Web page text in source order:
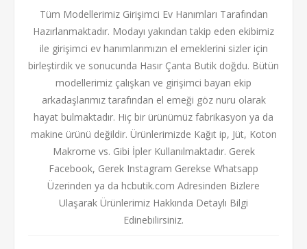
Tüm Modellerimiz Girişimci Ev Hanımları Tarafından
Hazırlanmaktadır. Modayı yakından takip eden ekibimiz
ile girişimci ev hanımlarımızın el emeklerini sizler için
birleştirdik ve sonucunda Hasır Çanta Butik doğdu. Bütün
modellerimiz çalışkan ve girişimci bayan ekip
arkadaşlarımız tarafından el emeği göz nuru olarak
hayat bulmaktadır. Hiç bir ürünümüz fabrikasyon ya da
makine ürünü değildir. Ürünlerimizde Kağıt ip, Jüt, Koton
Makrome vs. Gibi İpler Kullanılmaktadır. Gerek
Facebook, Gerek Instagram Gerekse Whatsapp
Üzerinden ya da hcbutik.com Adresinden Bizlere
Ulaşarak Ürünlerimiz Hakkında Detaylı Bilgi
Edinebilirsiniz.